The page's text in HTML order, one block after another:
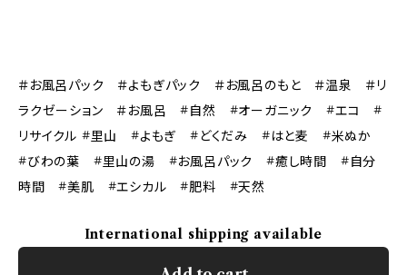
＃お風呂パック ＃よもぎパック ＃お風呂のもと ＃温泉 ＃リ
ラクゼーション ＃お風呂 #自然 #オーガニック #エコ #
リサイクル #里山 #よもぎ #どくだみ #はと麦 #米ぬか
#びわの葉 #里山の湯 #お風呂パック #癒し時間 #自分
時間 #美肌 #エシカル #肥料 #天然
International shipping available